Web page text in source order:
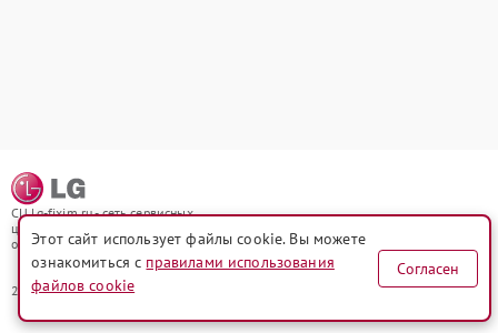
СЦ lg-fixim.ru - сеть сервисных
центров в Москве по ремонту и
обслуживанию техники LG
2021-2026 © СЦ lg-fixim.ru
Этот сайт использует файлы cookie. Вы можете
ознакомиться с правилами использования
файлов cookie
Согласен